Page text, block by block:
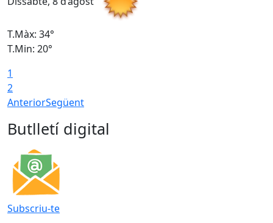
T.Màx: 34°
T.Min: 20°
1
2
AnteriorSegüent
Butlletí digital
Subscriu-te